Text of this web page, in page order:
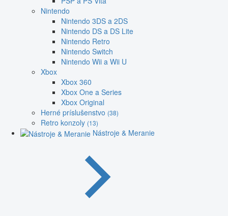
Nintendo
Nintendo 3DS a 2DS
Nintendo DS a DS Lite
Nintendo Retro
Nintendo Switch
Nintendo Wii a Wii U
Xbox
Xbox 360
Xbox One a Series
Xbox Original
Herné príslušenstvo (38)
Retro konzoly (13)
Nástroje & Meranie